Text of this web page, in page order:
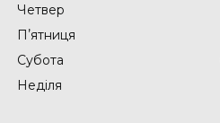
Четвер
Пʼятниця
Субота
Неділя